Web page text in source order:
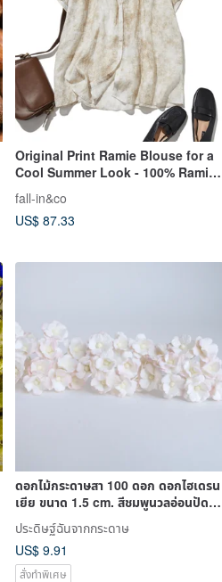
Original Print Ramie Blouse for a
Cool Summer Look - 100% Ramie -
260605-1
fall-in&co
US$ 87.33
ดอกไม้กระดาษสา 100 ดอก ดอกไฮเดรน
เยีย ขนาด 1.5 cm. สีชมพูนวลอ่อนปัด
ครีม
ประดิษฐ์ฉันจากกระดาษ
US$ 9.91
สั่งทำพิเศษ